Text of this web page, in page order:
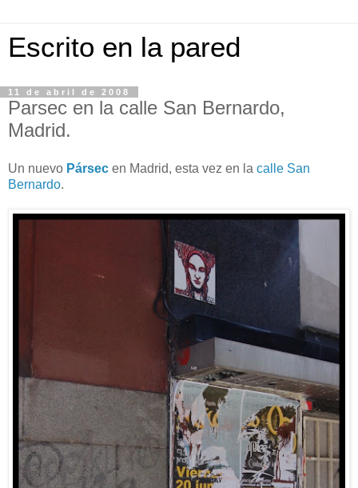
Escrito en la pared
11 de abril de 2008
Parsec en la calle San Bernardo,
Madrid.
Un nuevo Pársec en Madrid, esta vez en la calle San
Bernardo.